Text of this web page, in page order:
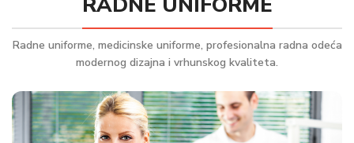
Radne uniforme, medicinske uniforme, profesionalna radna odeća
modernog dizajna i vrhunskog kvaliteta.